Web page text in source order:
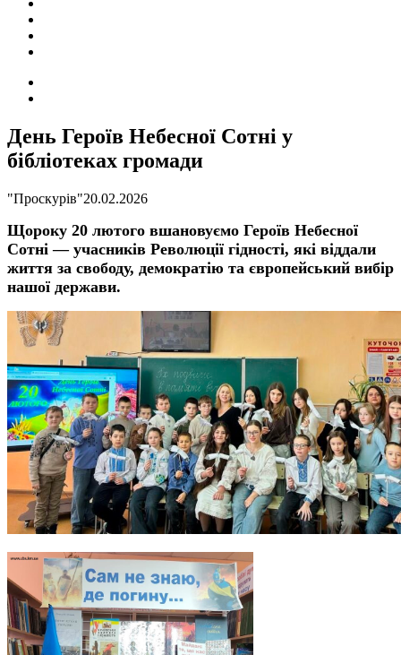
День Героїв Небесної Сотні у
бібліотеках громади
"Проскурів"20.02.2026
Щороку 20 лютого вшановуємо Героїв Небесної
Сотні — учасників Революції гідності, які віддали
життя за свободу, демократію та європейський вибір
нашої держави.